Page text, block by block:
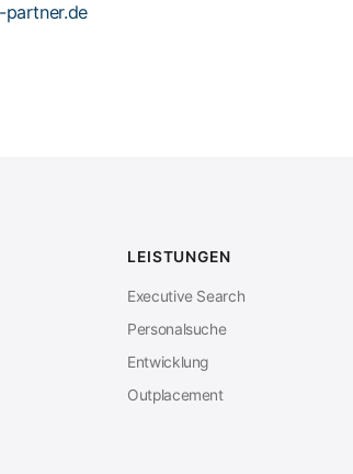
partner.de
LEISTUNGEN
Executive Search
Personalsuche
Entwicklung
Outplacement